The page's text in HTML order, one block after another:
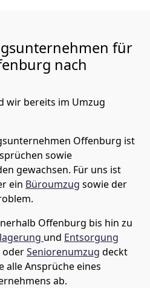
für
nach
wir bereits im Umzug
Offenburg ist
sowie
gewachsen. Für uns ist
ein Büroumzug sowie der
Offenburg bis hin zu
und Entsorgung
oderSeniorenumzug deckt
alle Ansprüche eines
ab.